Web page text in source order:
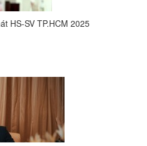
HS-SV TP.HCM 2025